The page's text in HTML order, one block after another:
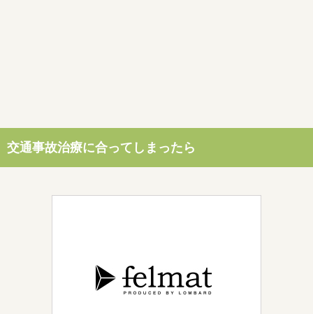
交通事故治療に合ってしまったら